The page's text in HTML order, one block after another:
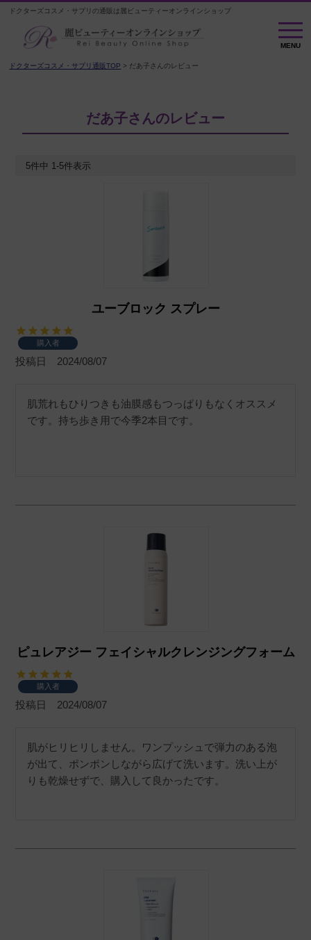
ドクターズコスメ・サプリの通販は麗ビューティーオンラインショップ
MENU
MENU
ドクターズコスメ・サプリ通販TOP だあ子さんのレビュー
だあ子さんのレビュー
5件中 1-5件表示
ユーブロック スプレー
購入者
投稿日 2024/08/07
肌荒れもひりつきも油膜感もつっぱりもなくオススメ
です。持ち歩き用で今季2本目です。
ピュレアジー フェイシャルクレンジングフォーム
購入者
投稿日 2024/08/07
肌がヒリヒリしません。ワンプッシュで弾力のある泡
が出て、ポンポンしながら広げて洗います。洗い上が
りも乾燥せずで、購入して良かったです。